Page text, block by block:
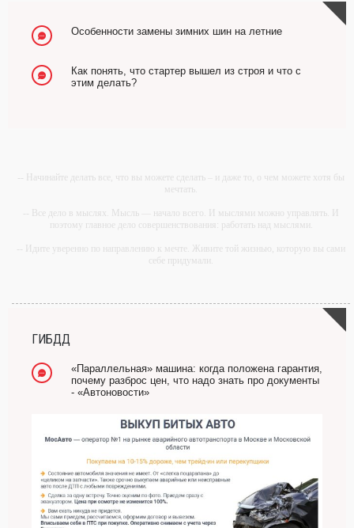
Особенности замены зимних шин на летние
Как понять, что стартер вышел из строя и что с
этим делать?
-- Начинайте делать все, что вы можете сделать – и даже то, о чем можете хотя бы
мечтать.
-- Все дело в мыслях. Мысль — начало всего. И мыслями можно управлять. И
поэтому главное дело совершенствования: работать над мыслями.
-- Идите уверенно по направлению к мечте. Живите той жизнью, которую вы сами
себе придумали.
-- Лучшее, что можно сделать с хорошим советом, это пропустить его мимо ушей.
ГИБДД
«Параллельная» машина: когда положена гарантия,
почему разброс цен, что надо знать про документы
- «Автоновости»